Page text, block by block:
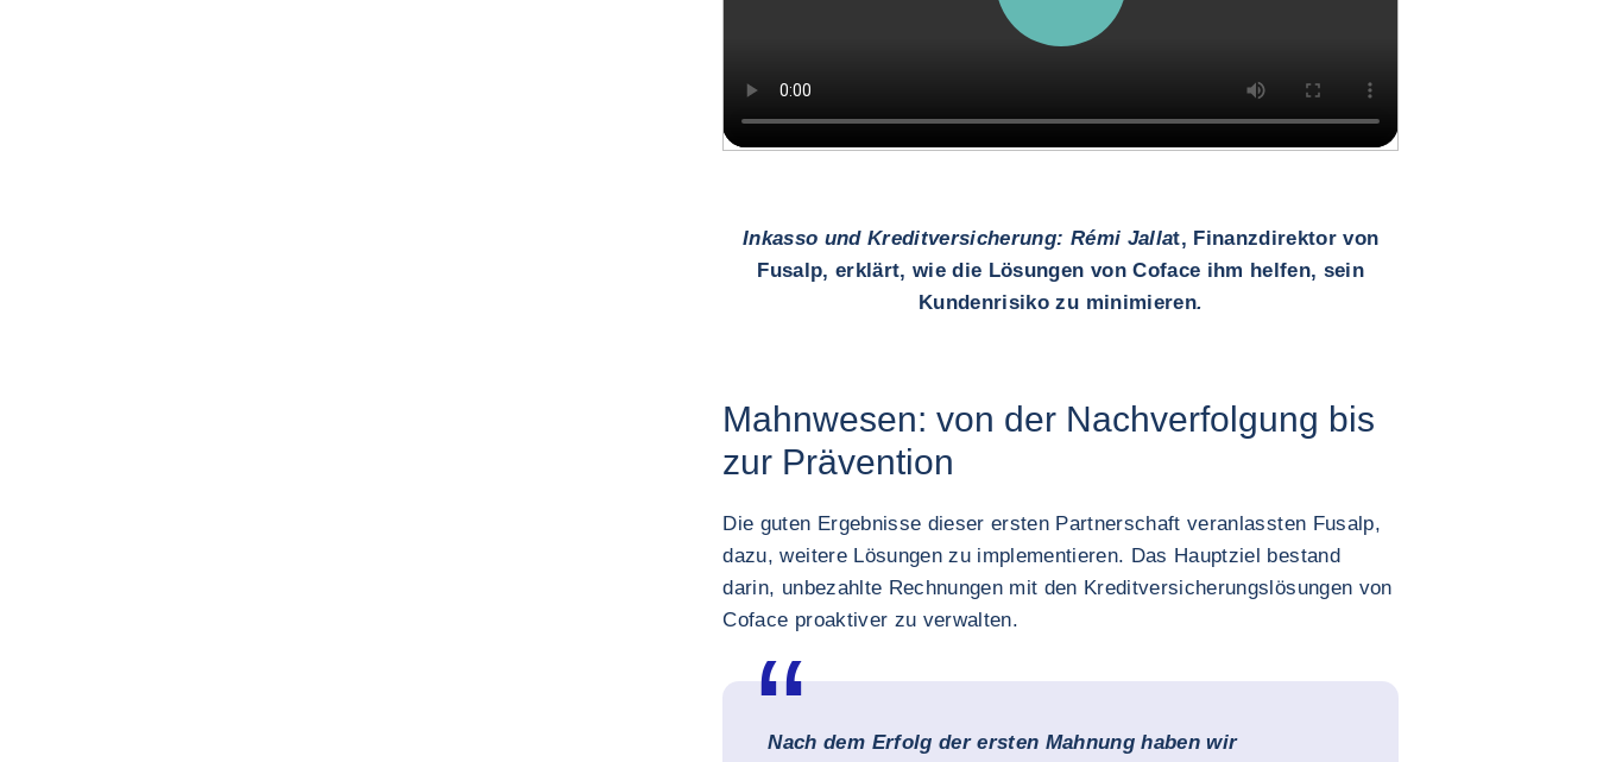
Inkasso und Kreditversicherung: Rémi Jallat, Finanzdirektor von
Fusalp, erklärt, wie die Lösungen von Coface ihm helfen, sein
Kundenrisiko zu minimieren.
Mahnwesen: von der Nachverfolgung bis
zur Prävention
Die guten Ergebnisse dieser ersten Partnerschaft veranlassten Fusalp,
dazu, weitere Lösungen zu implementieren. Das Hauptziel bestand
darin, unbezahlte Rechnungen mit den Kreditversicherungslösungen von
Coface proaktiver zu verwalten.
Nach dem Erfolg der ersten Mahnung haben wir